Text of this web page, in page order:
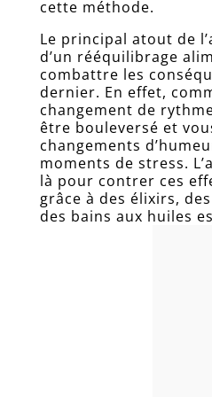
cette méthode.
Le principal atout de
d’un rééquilibrage
combattre les
dernier. En effet,
changement de
être bouleversé et
changements
moments de stress.
là pour contrer ces
grâce à des élixirs,
des bains aux huiles